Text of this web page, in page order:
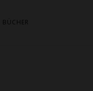
BÜCHER